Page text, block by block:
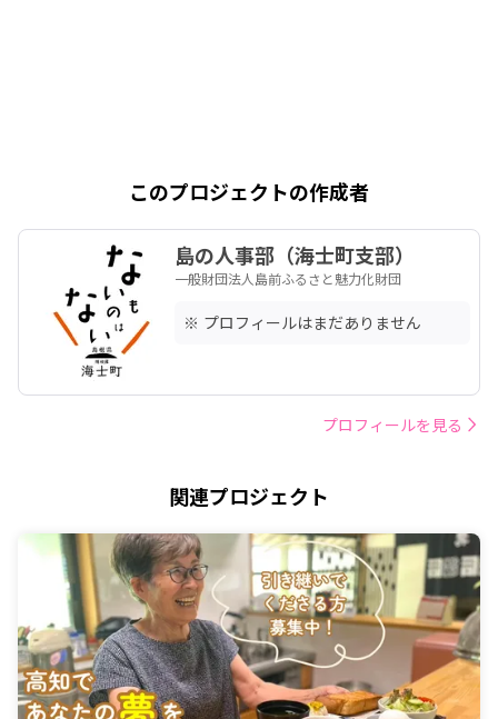
このプロジェクトの作成者
島の人事部（海士町支部）
一般財団法人島前ふるさと魅力化財団
※ プロフィールはまだありません
プロフィールを見る
関連プロジェクト